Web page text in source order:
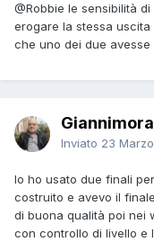
@Robbie le sensibilità
erogare la stessa
che uno dei due
Inviato 23
Io ho usato due finali
costruito e avevo il
di buona qualità poi nei
con controllo di livello e